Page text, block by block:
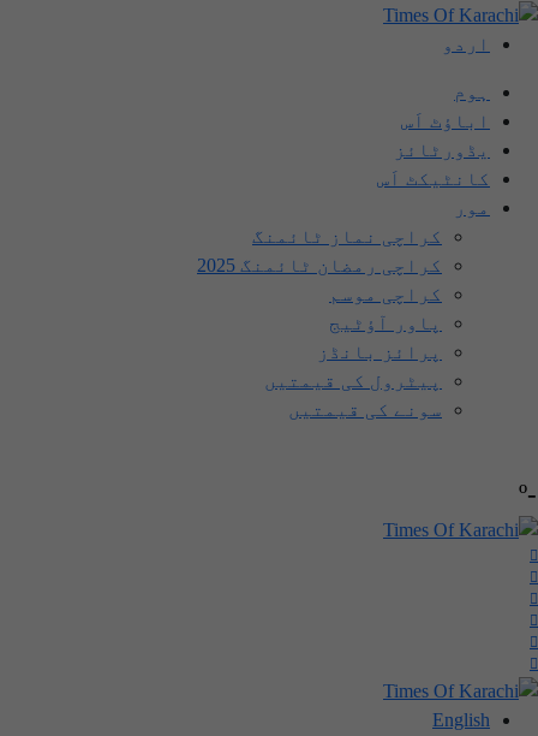
اردو
ہوم
اباؤٹ اَس
یڈورٹائز
کانٹیکٹ اَس
مور
کراچی نماز ٹائمنگ
کراچی رمضان ٹائمنگ 2025
کراچی موسم
پاور آؤٹیج
پرائز بانڈز
پیٹرول کی قیمتیں
سونے کی قیمتیں
-º
English